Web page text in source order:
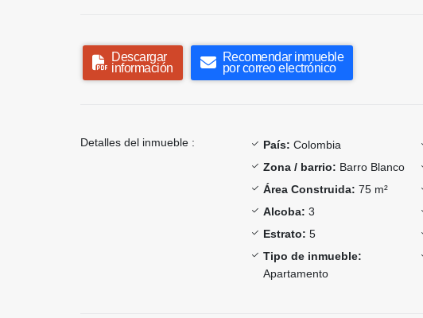
Descargar
información
Recomendar inmueble
por correo electrónico
Detalles del inmueble : País: Colombia
Zona / barrio: Barro Blanco
Área Construida: 75 m²
Alcoba: 3
Estrato: 5
Tipo de inmueble:
Apartamento